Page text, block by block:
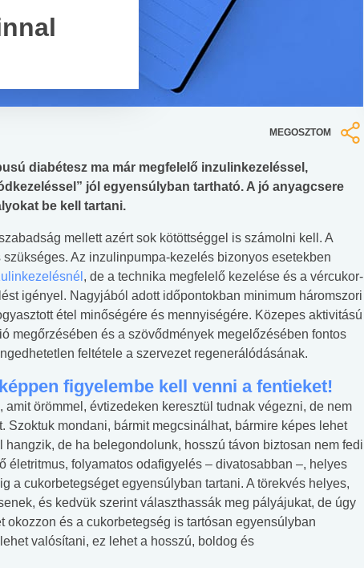
MEGOSZTOM
diabétesz ma már megfelelő inzulinkezeléssel,
jól egyensúlyban tartható. A jó anyagcsere
be kell tartani.
mellett azért sok kötöttséggel is számolni kell. A
Az inzulinpumpa-kezelés bizonyos esetekben
, de a technika megfelelő kezelése és a vércukor-
igényel. Nagyjából adott időpontokban minimum háromszori
étel minőségére és mennyiségére. Közepes aktivitású
megőrzésében és a szövődmények megelőzésében fontos
feltétele a szervezet regenerálódásának.
figyelembe kell venni a fentieket!
örömmel, évtizedeken keresztül tudnak végezni, de nem
Szoktuk mondani, bármit megcsinálhat, bármire képes lehet
de ha belegondolunk, hosszú távon biztosan nem fedi
életritmus, folyamatos odafigyelés – divatosabban –, helyes
a cukorbetegséget egyensúlyban tartani. A törekvés helyes,
és kedvük szerint választhassák meg pályájukat, de úgy
okozzon és a cukorbetegség is tartósan egyensúlyban
valósítani, ez lehet a hosszú, boldog és